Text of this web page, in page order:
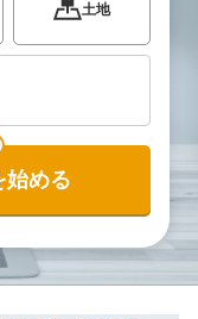
土地
始める